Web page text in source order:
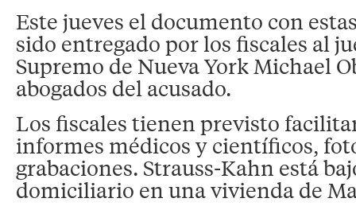
Este jueves el documento con
sido entregado por los fiscales al
Supremo de Nueva York Michael
abogados del acusado.
Los fiscales tienen previsto
informes médicos y científicos,
grabaciones. Strauss-Kahn está
domiciliario en una vivienda de